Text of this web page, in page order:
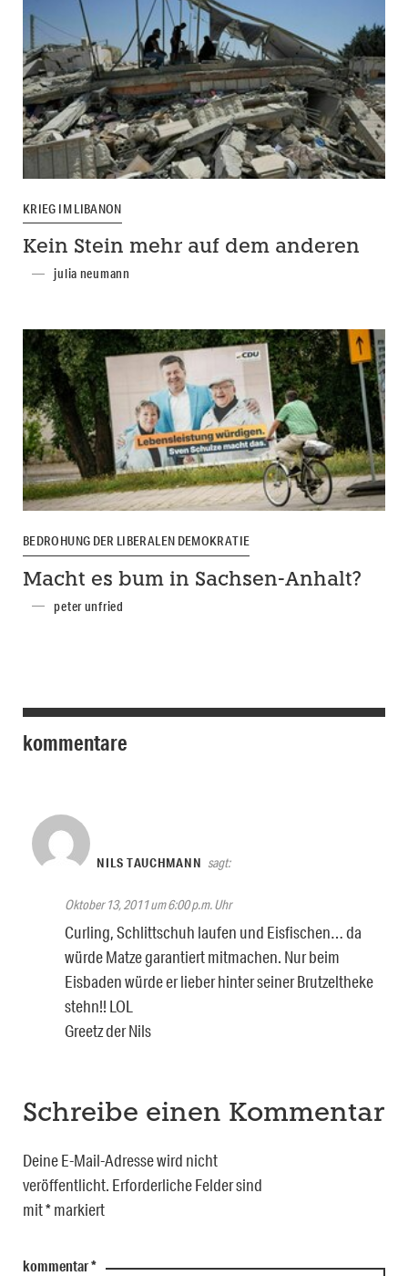
KRIEG IM LIBANON
Kein Stein mehr auf dem anderen
julia neumann
BEDROHUNG DER LIBERALEN DEMOKRATIE
Macht es bum in Sachsen-Anhalt?
peter unfried
kommentare
NILS TAUCHMANN sagt:
Oktober 13, 2011 um 6:00 p.m. Uhr
Curling, Schlittschuh laufen und Eisfischen… da
würde Matze garantiert mitmachen. Nur beim
Eisbaden würde er lieber hinter seiner Brutzeltheke
stehn!! LOL
Greetz der Nils
Schreibe einen Kommentar
Deine E-Mail-Adresse wird nicht
veröffentlicht. Erforderliche Felder sind
mit*markiert
kommentar*